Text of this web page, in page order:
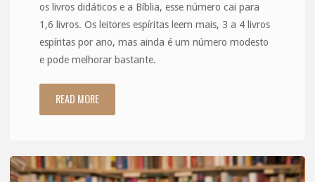
os livros didáticos e a Bíblia, esse número cai para
1,6 livros. Os leitores espíritas leem mais, 3 a 4 livros
espíritas por ano, mas ainda é um número modesto
e pode melhorar bastante.
READ MORE"O
lê